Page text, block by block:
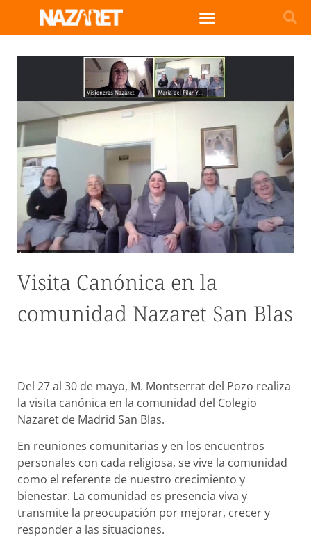
Visita Canónica en la
comunidad Nazaret San Blas
Del 27 al 30 de mayo, M. Montserrat del Pozo realiza
la visita canónica en la comunidad del Colegio
Nazaret de Madrid San Blas.
En reuniones comunitarias y en los encuentros
personales con cada religiosa, se vive la comunidad
como el referente de nuestro crecimiento y
bienestar. La comunidad es presencia viva y
transmite la preocupación por mejorar, crecer y
responder a las situaciones.